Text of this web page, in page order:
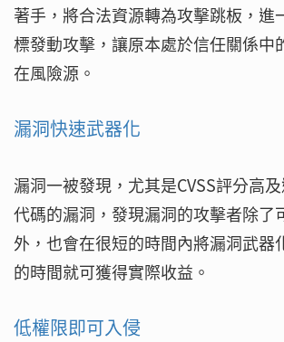
著手，將合法資源轉為攻擊跳板，進
標發動攻擊，讓原本處於信任關係中
在風險源。
漏洞快速武器化
漏洞一被發現，尤其是CVSS評分高
代碼的漏洞，發現漏洞的攻擊者除了
外，也會在很短的時間內將漏洞武器
的時間就可獲得實際收益。
低權限即可入侵